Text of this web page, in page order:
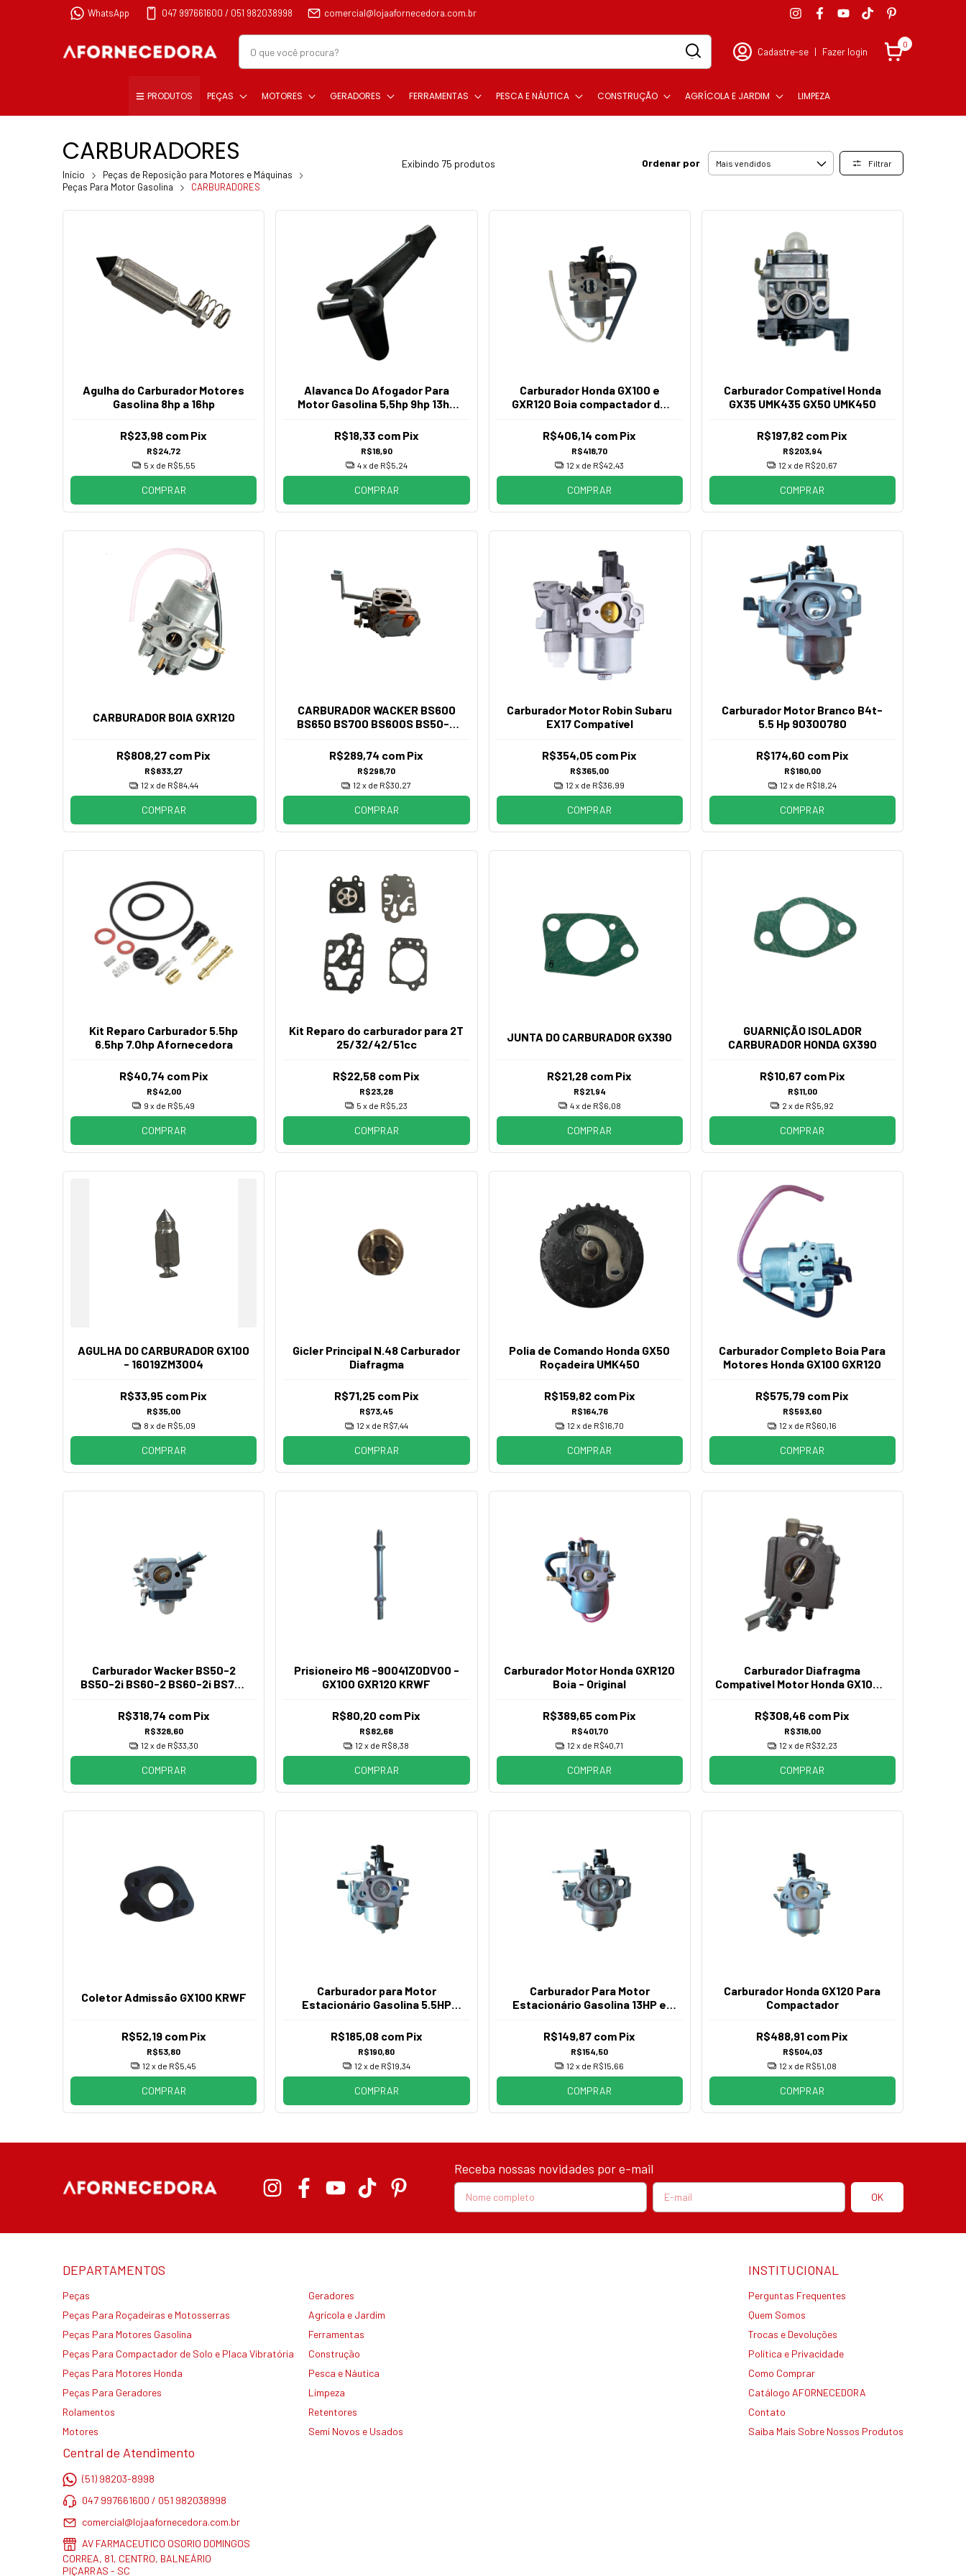
WhatsApp 047 997661600 / 051 982038998 comercial@lojaafornecedora.com.br
Cadastre-se | Fazer login
0
PRODUTOS PEÇAS MOTORES GERADORES FERRAMENTAS PESCA E NÁUTICA CONSTRUÇÃO AGRÍCOLA E JARDIM LIMPEZA
CARBURADORES
Início
Peças de Reposição para Motores e Máquinas
Peças Para Motor Gasolina
CARBURADORES
Exibindo 75 produtos Ordenar por Filtrar
Agulha do Carburador Motores
Gasolina 8hp a 16hp
R$24,72
R$23,98 com Pix
5 x de R$5,55
COMPRAR
Alavanca Do Afogador Para
Motor Gasolina 5,5hp 9hp 13hp
R$18,90
R$18,33 com Pix
4x de R$5,24
COMPRAR
Carburador Honda GX100 e
GXR120 Boia compactador de
R$418,70
R$406,14 com Pix
12 x de R$42,43
COMPRAR
Carburador Compatível Honda
GX35 UMK435 GX50 UMK450
R$203,94
R$197,82 com Pix
12 x de R$20,67
COMPRAR
CARBURADOR BOIA GXR120
R$833,27
R$808,27 com Pix
12 x de R$84,44
COMPRAR
CARBURADOR WACKER BS600
BS650 BS700 BS600S BS50-2
R$298,70
R$289,74 com Pix
12 x de R$30,27
COMPRAR
Carburador Motor Robin Subaru
EX17 Compatível
R$365,00
R$354,05 com Pix
12 x de R$36,99
COMPRAR
Carburador Motor Branco B4t-
5.5 Hp 90300780
R$180,00
R$174,60 com Pix
12 x de R$18,24
COMPRAR
Kit Reparo Carburador 5.5hp
6.5hp 7.0hp Afornecedora
R$42,00
R$40,74 com Pix
9 x de R$5,49
COMPRAR
Kit Reparo do carburador para 2T
25/32/42/51cc
R$23,28
R$22,58 com Pix
5 x de R$5,23
COMPRAR
JUNTA DO CARBURADOR GX390
R$21,94
R$21,28 com Pix
4x de R$6,08
COMPRAR
GUARNIÇÃO ISOLADOR
CARBURADOR HONDA GX390
R$11,00
R$10,67 com Pix
2 x de R$5,92
COMPRAR
AGULHA DO CARBURADOR GX100
- 16019ZM3004
R$35,00
R$33,95 com Pix
8 x de R$5,09
COMPRAR
Gicler Principal N.48 Carburador
Diafragma
R$73,45
R$71,25 com Pix
12 x de R$7,44
COMPRAR
Polia de Comando Honda GX50
Roçadeira UMK450
R$164,76
R$159,82 com Pix
12 x de R$16,70
COMPRAR
Carburador Completo Boia Para
Motores Honda GX100 GXR120
R$593,60
R$575,79 com Pix
12 x de R$60,16
COMPRAR
Carburador Wacker BS50-2
BS50-2i BS60-2 BS60-2i BS70-
R$328,60
R$318,74 com Pix
12 x de R$33,30
COMPRAR
Prisioneiro M6 -90041Z0DV00 -
GX100 GXR120 KRWF
R$82,68
R$80,20 com Pix
12 x de R$8,38
COMPRAR
Carburador Motor Honda GXR120
Boia - Original
R$401,70
R$389,65 com Pix
12 x de R$40,71
COMPRAR
Carburador Diafragma
Compativel Motor Honda GX100 e
R$318,00
R$308,46 com Pix
12 x de R$32,23
COMPRAR
Coletor Admissão GX100 KRWF
R$53,80
R$52,19 com Pix
12 x de R$5,45
COMPRAR
Carburador para Motor
Estacionário Gasolina 5.5HP
R$190,80
R$185,08 com Pix
12 x de R$19,34
COMPRAR
Carburador Para Motor
Estacionário Gasolina 13HP e
R$154,50
R$149,87 com Pix
12 x de R$15,66
COMPRAR
Carburador Honda GX120 Para
Compactador
R$504,03
R$488,91 com Pix
12 x de R$51,08
COMPRAR
Receba nossas novidades por e-mail
DEPARTAMENTOS
Peças
Peças Para Roçadeiras e Motosserras
Peças Para Motores Gasolina
Peças Para Compactador de Solo e Placa Vibratória
Peças Para Motores Honda
Peças Para Geradores
Rolamentos
Motores
Geradores
Agrícola e Jardim
Ferramentas
Construção
Pesca e Náutica
Limpeza
Retentores
Semi Novos e Usados
INSTITUCIONAL
Perguntas Frequentes
Quem Somos
Trocas e Devoluções
Política e Privacidade
Como Comprar
Catálogo AFORNECEDORA
Contato
Saiba Mais Sobre Nossos Produtos
Central de Atendimento
(51) 98203-8998
047 997661600 / 051 982038998
comercial@lojaafornecedora.com.br
AV FARMACEUTICO OSORIO DOMINGOS
CORREA, 81, CENTRO, BALNEÁRIO
PIÇARRAS - SC